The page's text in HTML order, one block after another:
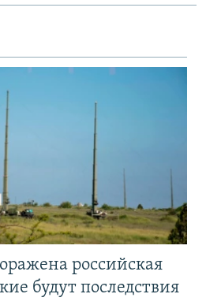
российская
будут последствия